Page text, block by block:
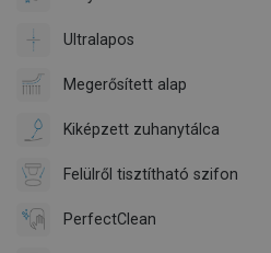
Ultralapos
Megerősített alap
Kiképzett zuhanytálca
Felülről tisztítható szifon
PerfectClean